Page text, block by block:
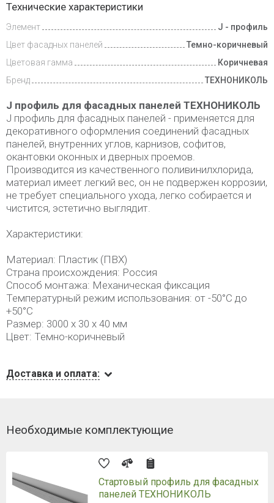
и оплата
Технические характеристики
Элемент
J - профиль
Цвет фасадных панелей
Темно-коричневый
Цветовая гамма
Коричневая
Бренд
ТЕХНОНИКОЛЬ
J профиль для фасадных панелей ТЕХНОНИКОЛЬ
J профиль для фасадных панелей - применяется для
декоративного оформления соединений фасадных
панелей, внутренних углов, карнизов, софитов,
окантовки оконных и дверных проемов.
Производится из качественного поливинилхлорида,
материал имеет легкий вес, он не подвержен коррозии,
не требует специального ухода, легко собирается и
чистится, эстетично выглядит.
Характеристики:
Материал: Пластик (ПВХ)
Страна происхождения: Россия
Способ монтажа: Механическая фиксация
Температурный режим использования: от -50°С до
+50°С
Размер: 3000 х 30 х 40 мм
Цвет: Темно-коричневый
Доставка и оплата:
Необходимые комплектующие
Стартовый профиль для фасадных
панелей ТЕХНОНИКОЛЬ